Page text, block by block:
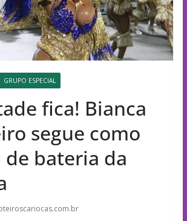
GRUPO ESPECIAL
fica! Bianca
segue como
bateria da